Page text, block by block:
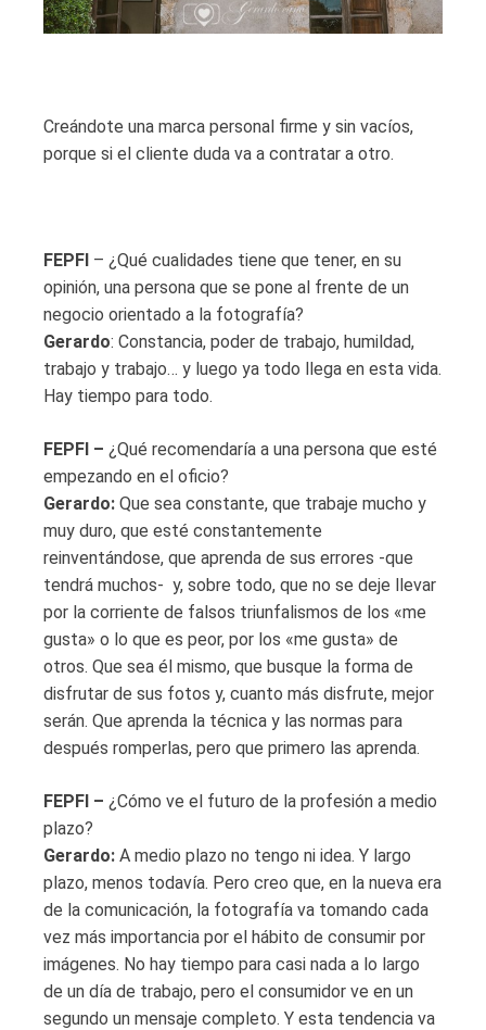
Creándote una marca personal firme y sin vacíos,
porque si el cliente duda va a contratar a otro.
FEPFI – ¿Qué cualidades tiene que tener, en su
opinión, una persona que se pone al frente de un
negocio orientado a la fotografía?
Gerardo: Constancia, poder de trabajo, humildad,
trabajo y trabajo… y luego ya todo llega en esta vida.
Hay tiempo para todo.
FEPFI – ¿Qué recomendaría a una persona que esté
empezando en el oficio?
Gerardo: Que sea constante, que trabaje mucho y
muy duro, que esté constantemente
reinventándose, que aprenda de sus errores -que
tendrá muchos- y, sobre todo, que no se deje llevar
por la corriente de falsos triunfalismos de los «me
gusta» o lo que es peor, por los «me gusta» de
otros. Que sea él mismo, que busque la forma de
disfrutar de sus fotos y, cuanto más disfrute, mejor
serán. Que aprenda la técnica y las normas para
después romperlas, pero que primero las aprenda.
FEPFI – ¿Cómo ve el futuro de la profesión a medio
plazo?
Gerardo: A medio plazo no tengo ni idea. Y largo
plazo, menos todavía. Pero creo que, en la nueva era
de la comunicación, la fotografía va tomando cada
vez más importancia por el hábito de consumir por
imágenes. No hay tiempo para casi nada a lo largo
de un día de trabajo, pero el consumidor ve en un
segundo un mensaje completo. Y esta tendencia va